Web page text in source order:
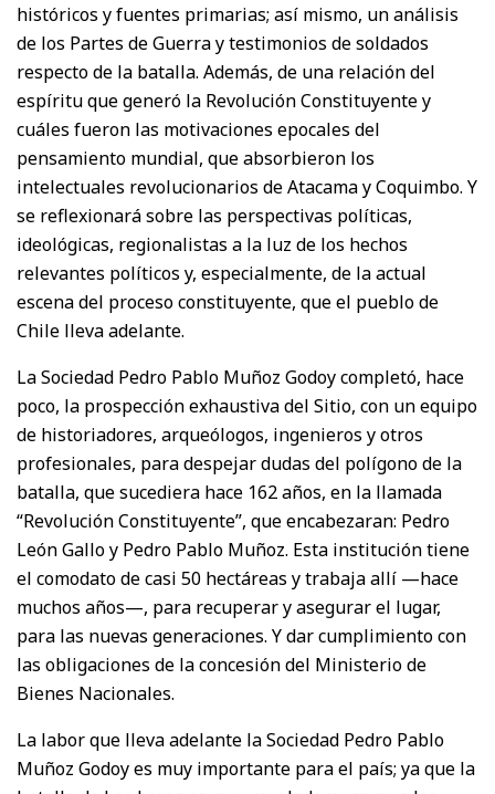
históricos y fuentes primarias; así mismo, un análisis
de los Partes de Guerra y testimonios de soldados
respecto de la batalla. Además, de una relación del
espíritu que generó la Revolución Constituyente y
cuáles fueron las motivaciones epocales del
pensamiento mundial, que absorbieron los
intelectuales revolucionarios de Atacama y Coquimbo. Y
se reflexionará sobre las perspectivas políticas,
ideológicas, regionalistas a la luz de los hechos
relevantes políticos y, especialmente, de la actual
escena del proceso constituyente, que el pueblo de
Chile lleva adelante.
La Sociedad Pedro Pablo Muñoz Godoy completó, hace
poco, la prospección exhaustiva del Sitio, con un equipo
de historiadores, arqueólogos, ingenieros y otros
profesionales, para despejar dudas del polígono de la
batalla, que sucediera hace 162 años, en la llamada
“Revolución Constituyente”, que encabezaran: Pedro
León Gallo y Pedro Pablo Muñoz. Esta institución tiene
el comodato de casi 50 hectáreas y trabaja allí —hace
muchos años—, para recuperar y asegurar el lugar,
para las nuevas generaciones. Y dar cumplimiento con
las obligaciones de la concesión del Ministerio de
Bienes Nacionales.
La labor que lleva adelante la Sociedad Pedro Pablo
Muñoz Godoy es muy importante para el país; ya que la